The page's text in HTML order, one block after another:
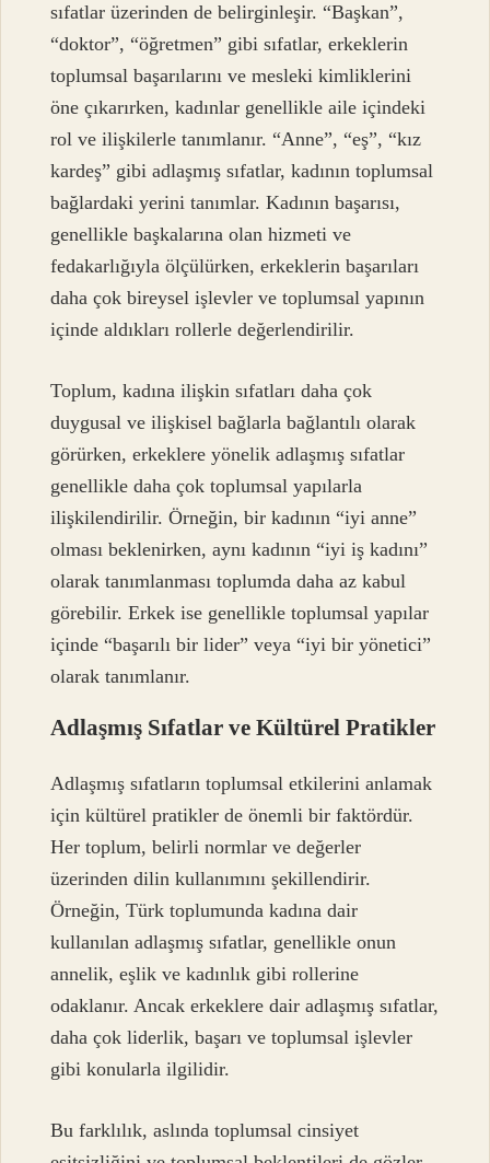
sıfatlar üzerinden de belirginleşir. “Başkan”,
“doktor”, “öğretmen” gibi sıfatlar, erkeklerin
toplumsal başarılarını ve mesleki kimliklerini
öne çıkarırken, kadınlar genellikle aile içindeki
rol ve ilişkilerle tanımlanır. “Anne”, “eş”, “kız
kardeş” gibi adlaşmış sıfatlar, kadının toplumsal
bağlardaki yerini tanımlar. Kadının başarısı,
genellikle başkalarına olan hizmeti ve
fedakarlığıyla ölçülürken, erkeklerin başarıları
daha çok bireysel işlevler ve toplumsal yapının
içinde aldıkları rollerle değerlendirilir.
Toplum, kadına ilişkin sıfatları daha çok
duygusal ve ilişkisel bağlarla bağlantılı olarak
görürken, erkeklere yönelik adlaşmış sıfatlar
genellikle daha çok toplumsal yapılarla
ilişkilendirilir. Örneğin, bir kadının “iyi anne”
olması beklenirken, aynı kadının “iyi iş kadını”
olarak tanımlanması toplumda daha az kabul
görebilir. Erkek ise genellikle toplumsal yapılar
içinde “başarılı bir lider” veya “iyi bir yönetici”
olarak tanımlanır.
Adlaşmış Sıfatlar ve Kültürel Pratikler
Adlaşmış sıfatların toplumsal etkilerini anlamak
için kültürel pratikler de önemli bir faktördür.
Her toplum, belirli normlar ve değerler
üzerinden dilin kullanımını şekillendirir.
Örneğin, Türk toplumunda kadına dair
kullanılan adlaşmış sıfatlar, genellikle onun
annelik, eşlik ve kadınlık gibi rollerine
odaklanır. Ancak erkeklere dair adlaşmış sıfatlar,
daha çok liderlik, başarı ve toplumsal işlevler
gibi konularla ilgilidir.
Bu farklılık, aslında toplumsal cinsiyet